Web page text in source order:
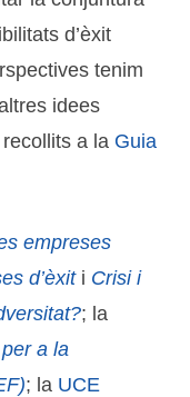
d’èxit
tenim
idees
recollits a la Guia
empreses
d’èxiti Crisi i
; la
a la
; la UCE